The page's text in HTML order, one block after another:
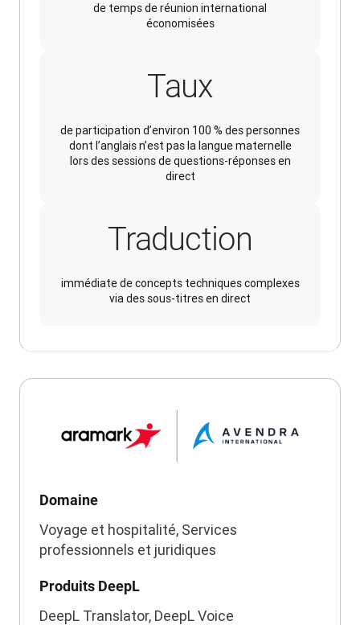
de temps de réunion international
économisées
Taux
de participation d’environ 100 % des personnes
dont l’anglais n’est pas la langue maternelle
lors des sessions de questions-réponses en
direct
Traduction
immédiate de concepts techniques complexes
via des sous-titres en direct
Domaine
Voyage et hospitalité, Services
professionnels et juridiques
Produits DeepL
DeepL Translator, DeepL Voice